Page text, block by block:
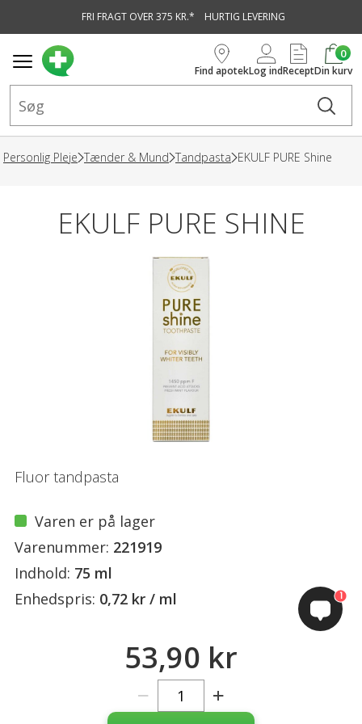
FRI FRAGT OVER 375 KR.* HURTIG LEVERING
Find apotekLog indRecept
0
Din kurv
Personlig Pleje Tænder & Mund Tandpasta EKULF PURE Shine
EKULF PURE SHINE
Fluor tandpasta
Varen er på lager
Varenummer: 221919
Indhold: 75 ml
Enhedspris: 0,72 kr / ml
53,90 kr
1